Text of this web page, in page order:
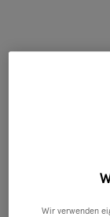
Wir verwenden